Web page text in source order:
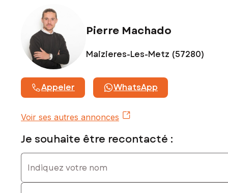
Honoraires charge vendeur
Contactez votre conseiller SAFTI : Pierre MACHADO, Tél. :
0633066324, E-mail : pierre.machado@safti.fr - EI - Agent
commercial immatriculé au RSAC de Metz sous le numéro
980962096
Pierre Machado
Maizieres-Les-Metz (57280)
Appeler WhatsApp
Voir ses autres annonces
Je souhaite être recontacté :
Indiquez votre nom
Indiquez votre prénom